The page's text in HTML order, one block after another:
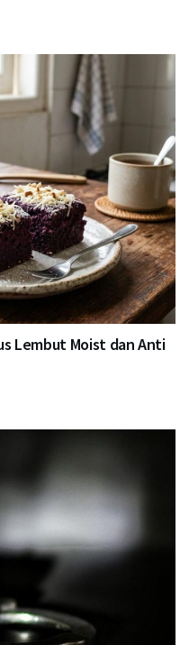
Lembut Moist dan Anti